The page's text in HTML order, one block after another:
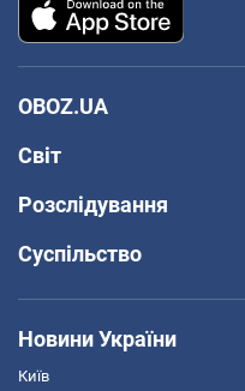
OBOZ.UA
Світ
Розслідування
Суспільство
Новини України
Київ